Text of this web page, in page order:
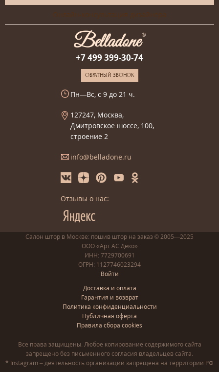
Онлайн-консультация дизайнера
+7 499 399-30-74
ОБРАТНЫЙ ЗВОНОК
Пн—Вс, с 9 до 21 ч.
127247, Москва,
Дмитровское шоссе, 100,
строение 2
info@belladone.ru
Отзывы о нас:
Салон штор в Москве: пошив штор на заказ © 2005—2025
ООО «Арт АС Деко»
ИНН: 7729700691
ОГРН: 1127746023294
Войти
Доставка и оплата
Гарантия и возврат
Политика конфиденциальности
Публичная оферта
Правила сбора cookies
Все права защищены. Любое копирование содержимого сайта
запрещено без письменного согласия владельцев сайта.
* Instagram – деятельность организации запрещена на территории РФ